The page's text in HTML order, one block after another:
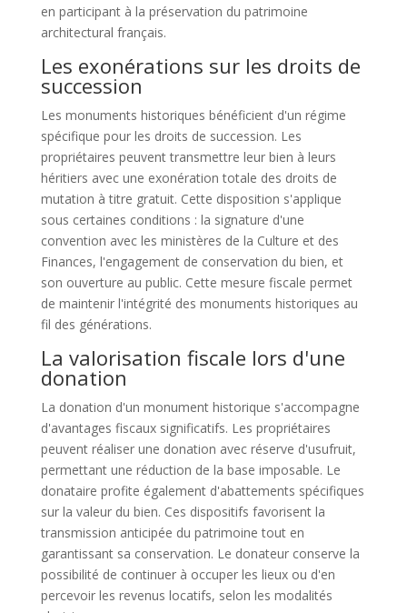
en participant à la préservation du patrimoine
architectural français.
Les exonérations sur les droits de
succession
Les monuments historiques bénéficient d'un régime
spécifique pour les droits de succession. Les
propriétaires peuvent transmettre leur bien à leurs
héritiers avec une exonération totale des droits de
mutation à titre gratuit. Cette disposition s'applique
sous certaines conditions : la signature d'une
convention avec les ministères de la Culture et des
Finances, l'engagement de conservation du bien, et
son ouverture au public. Cette mesure fiscale permet
de maintenir l'intégrité des monuments historiques au
fil des générations.
La valorisation fiscale lors d'une
donation
La donation d'un monument historique s'accompagne
d'avantages fiscaux significatifs. Les propriétaires
peuvent réaliser une donation avec réserve d'usufruit,
permettant une réduction de la base imposable. Le
donataire profite également d'abattements spécifiques
sur la valeur du bien. Ces dispositifs favorisent la
transmission anticipée du patrimoine tout en
garantissant sa conservation. Le donateur conserve la
possibilité de continuer à occuper les lieux ou d'en
percevoir les revenus locatifs, selon les modalités